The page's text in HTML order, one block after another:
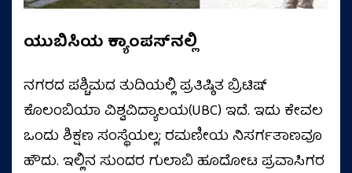
ಯುಬಿಸಿಯ ಕ್ಯಾಂಪಸ್‌ನಲ್ಲಿ
ನಗರದ ಪಶ್ಚಿಮದ ತುದಿಯಲ್ಲಿ ಪ್ರತಿಷ್ಠಿತ ಬ್ರಿಟಿಷ್
ಕೊಲಂಬಿಯಾ ವಿಶ್ವವಿದ್ಯಾಲಯ(UBC) ಇದೆ. ಇದು ಕೇವಲ
ಒಂದು ಶಿಕ್ಷಣ ಸಂಸ್ಥೆಯಲ್ಲ; ರಮಣೀಯ ನಿಸರ್ಗತಾಣವೂ
ಹೌದು. ಇಲ್ಲಿನ ಸುಂದರ ಗುಲಾಬಿ ಹೂದೋಟ ಪ್ರವಾಸಿಗರ